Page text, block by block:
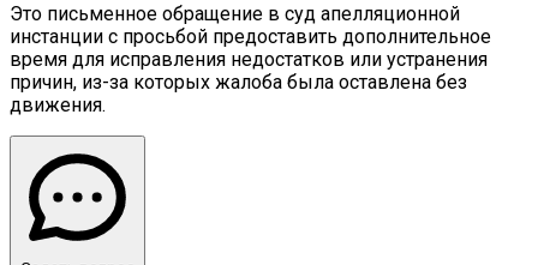
Это письменное обращение в суд апелляционной
инстанции с просьбой предоставить дополнительное
время для исправления недостатков или устранения
причин, из-за которых жалоба была оставлена без
движения.